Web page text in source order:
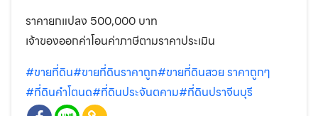
ราคายกแปลง 500,000 บาท
เจ้าของออกค่าโอนค่าภาษีตามราคาประเมิน
#ขายที่ดิน#ขายที่ดินราคาถูก#ขายที่ดินสวย ราคาถูกๆ
#ที่ดินคำโตนด#ที่ดินประจันตคาม#ที่ดินปราจีนบุรี